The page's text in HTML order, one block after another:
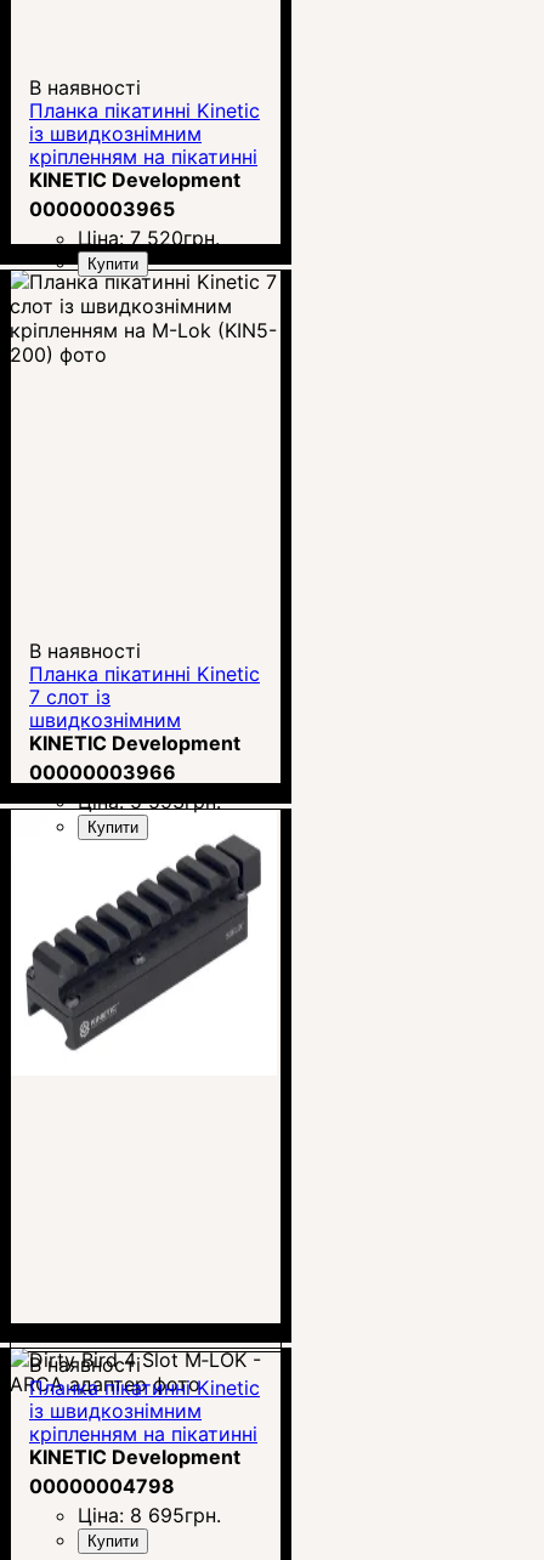
В наявності
Планка пікатинні Kinetic
із швидкознімним
кріпленням на пікатинні
(SIDELOK)
KINETIC Development
00000003965
Ціна: 7 520грн.
Купити
В наявності
Планка пікатинні Kinetic
7 слот із
швидкознімним
кріпленням на M-Lok
(KIN5-200)
KINETIC Development
00000003966
Ціна:5 593грн.
Купити
В наявності
Планка пікатинні Kinetic
із швидкознімним
кріпленням на пікатинні
(SIDELOK)
KINETIC Development
00000004798
Ціна: 8 695грн.
Купити